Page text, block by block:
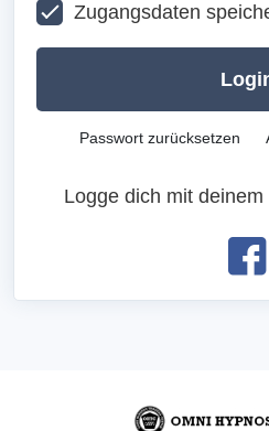
Zugangsdaten
Passwort zurücksetzen
Logge dich mit